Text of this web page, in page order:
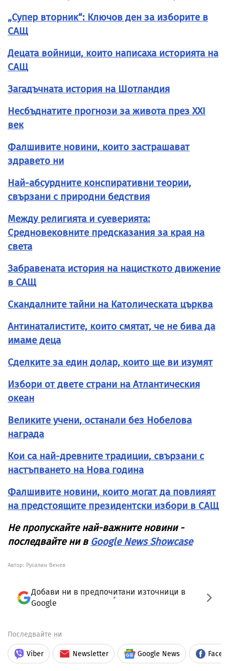
„Супер вторник“: Ключов ден за изборите в
САЩ
Децата войници, които написаха историята на
САЩ
Загадъчната история на Шотландия
Несбъднатите прогнози за живота през XXI
век
Фалшивите новини, които застрашават
здравето ни
Най-абсурдните конспиративни теории,
свързани с природни бедствия
Между религията и суеверията:
Средновековните предсказания за края на
света
Забравената история на нацисткото движение
в САЩ
Скандалните тайни на Католическата църква
Антинаталистите, които смятат, че не бива да
имаме деца
Сделките за един долар, които ще ви изумят
Избори от двете страни на Атлантическия
океан
Великите учени, останали без Нобелова
награда
Кои са най-древните традиции, свързани с
настъпването на Нова година
Фалшивите новини, които могат да повлияят
на предстоящите президентски избори в САЩ
Не пропускайте най-важните новини -
последвайте ни в Google News Showcase
Автор: Русалин Венев
Добави ни в предпочитани източници в
Google
Последвайте ни
Viber Newsletter Google News